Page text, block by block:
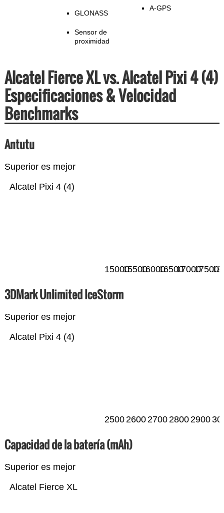
GLONASS
Sensor de
proximidad
A-GPS
Alcatel Fierce XL vs. Alcatel Pixi 4 (4)
Especificaciones & Velocidad
Benchmarks
Antutu
Superior es mejor
Alcatel Pixi 4 (4)
150001550016000165001700017500
3DMark Unlimited IceStorm
Superior es mejor
Alcatel Pixi 4 (4)
25002600270028002900
Capacidad de la batería (mAh)
Superior es mejor
Alcatel Fierce XL